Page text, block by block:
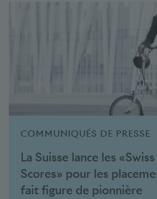
COMMUNIQUÉS DE PRESSE
La Suisse lance les
Scores» pour les
fait figure de pionnière